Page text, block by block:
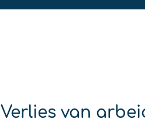
Verlies van